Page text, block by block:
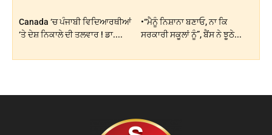
Canada ‘ਚ ਪੰਜਾਬੀ ਵਿਦਿਆਰਥੀਆਂ
‘ਤੇ ਦੇਸ਼ ਨਿਕਾਲੇ ਦੀ ਤਲਵਾਰ ! ਡਾ....
•“ਮੈਨੂੰ ਨਿਸ਼ਾਨਾ ਬਣਾਓ, ਨਾ ਕਿ
ਸਰਕਾਰੀ ਸਕੂਲਾਂ ਨੂੰ”, ਬੈਂਸ ਨੇ ਝੂਠੇ...